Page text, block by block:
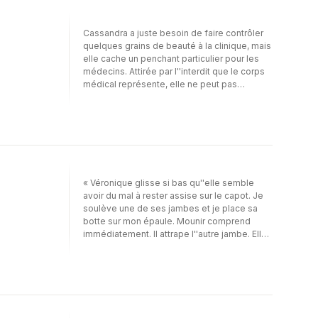
Cassandra a juste besoin de faire contrôler
quelques grains de beauté à la clinique, mais
elle cache un penchant particulier pour les
médecins. Attirée par l''interdit que le corps
médical représente, elle ne peut pas
docteur va-t-il succomber à son charme et
« Véronique glisse si bas qu''elle semble
avoir du mal à rester assise sur le capot. Je
soulève une de ses jambes et je place sa
botte sur mon épaule. Mounir comprend
immédiatement. Il attrape l''autre jambe. Elle
contemplant ce spectacle. »Cette nouvelle